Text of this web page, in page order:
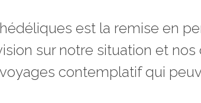
est la remise en
sur notre situation et
contemplatif qui